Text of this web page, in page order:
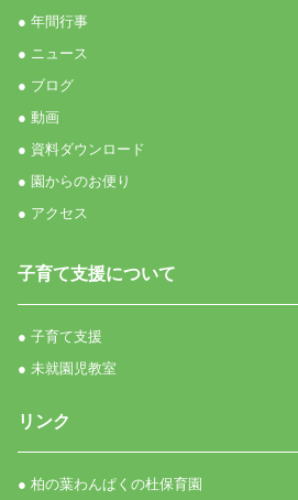
● 年間行事
● ニュース
● ブログ
● 動画
● 資料ダウンロード
● 園からのお便り
● アクセス
子育て支援について
● 子育て支援
● 未就園児教室
リンク
● 柏の葉わんぱくの杜保育園